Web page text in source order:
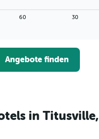
60 30
Angebote finden
in Titusville,